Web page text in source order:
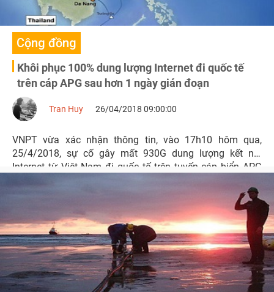
Cộng đồng
Khôi phục 100% dung lượng Internet đi quốc tế
trên cáp APG sau hơn 1 ngày gián đoạn
Tran Huy 26/04/2018 09:00:00
VNPT vừa xác nhận thông tin, vào 17h10 hôm qua,
25/4/2018, sự cố gây mất 930G dung lượng kết nối
Internet từ Việt Nam đi quốc tế trên tuyến cáp biển APG